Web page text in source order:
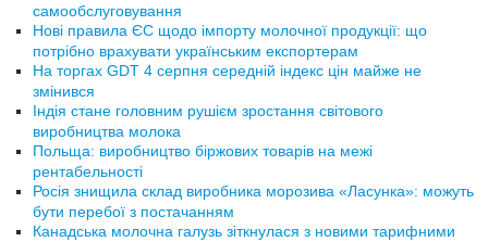
самообслуговування
Нові правила ЄС щодо імпорту молочної продукції: що
потрібно врахувати українським експортерам
На торгах GDT 4 серпня середній індекс цін майже не
змінився
Індія стане головним рушієм зростання світового
виробництва молока
Польща: виробництво біржових товарів на межі
рентабельності
Росія знищила склад виробника морозива «Ласунка»: можуть
бути перебої з постачанням
Канадська молочна галузь зіткнулася з новими тарифними